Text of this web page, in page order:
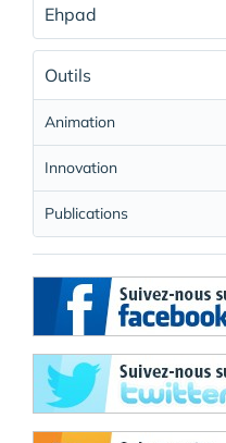
Ehpad
Outils
Animation
Innovation
Publications